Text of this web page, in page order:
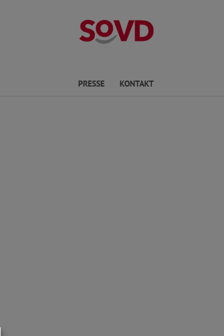
Kreisverband
PRESSE KONTAKT